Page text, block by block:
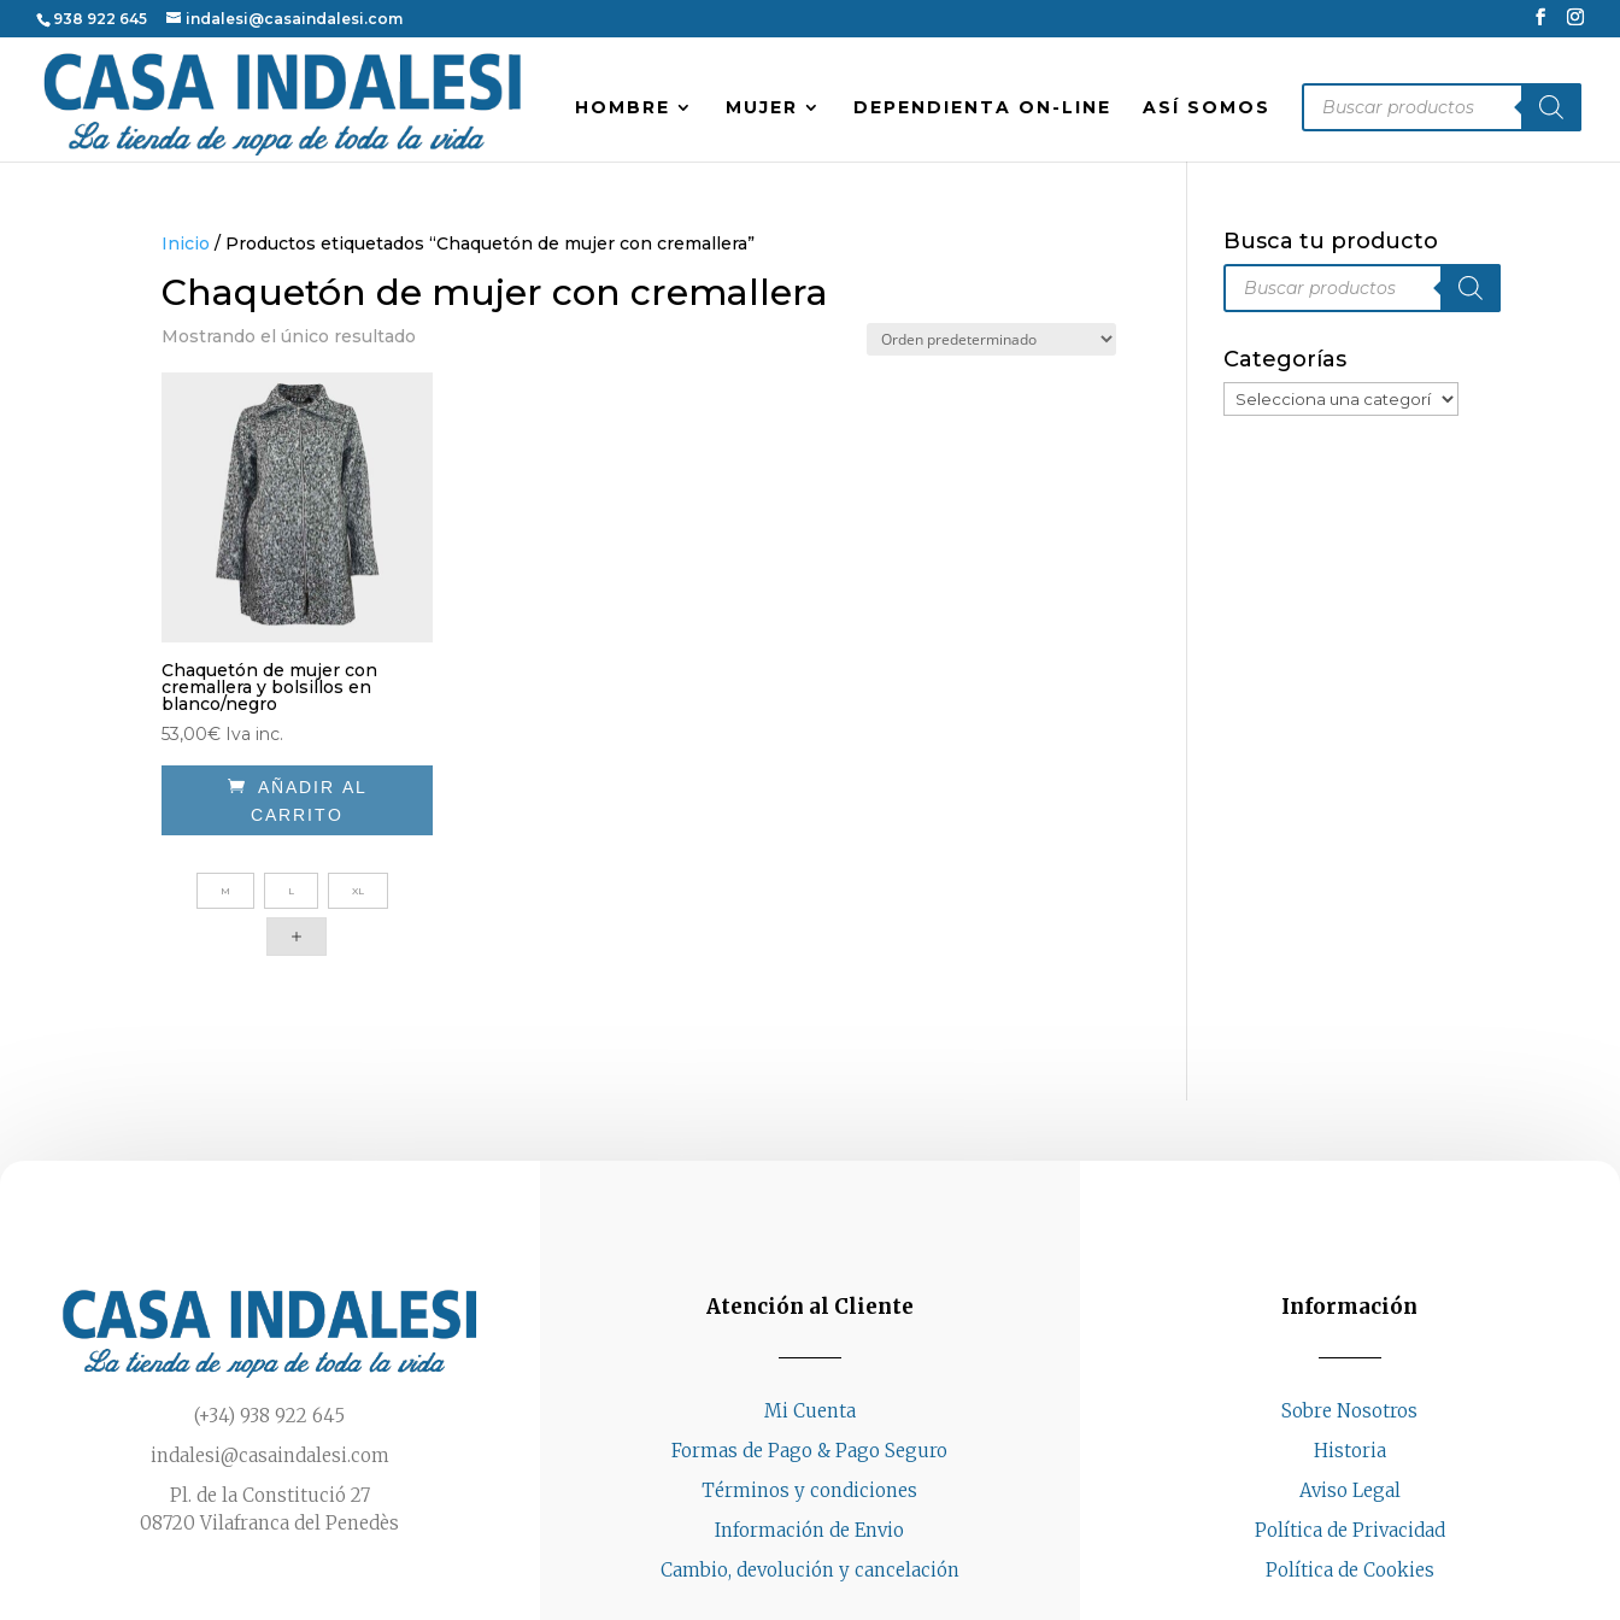
938 922 645 indalesi@casaindalesi.com
HOMBRE MUJER DEPENDIENTA ON-LINE ASÍ SOMOS
Búsqueda
productos
Inicio / Productos etiquetados “Chaquetón de mujer con cremallera”
Chaquetón de mujer con cremallera
Mostrando el único resultado
Chaquetón de mujer con
cremallera y bolsillos en
blanco/negro
53,00€ Iva inc.
 AÑADIR AL
CARRITO
producto
tiene
M L XL
Busca tu producto
Búsqueda
productos
Categorías
(+34) 938 922 645
indalesi@casaindalesi.com
Pl. de la Constitució 27
08720 Vilafranca del Penedès
Atención al Cliente
Mi Cuenta
Formas de Pago & Pago Seguro
Términos y condiciones
Información de Envio
Cambio, devolución y cancelación
Información
Sobre Nosotros
Historia
Aviso Legal
Política de Privacidad
Política de Cookies